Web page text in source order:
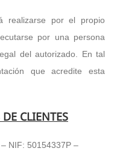
realizarse por el propio
por una persona
del autorizado. En tal
que acredite esta
CLIENTES
NIF: 50154337P –